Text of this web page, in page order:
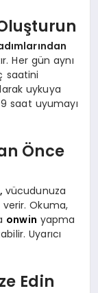
Her gün aynı
saatini
uykuya
saat uyumayı
Önce
vücudunuza
Okuma,
onwin yapma
Uyarıcı
Edin